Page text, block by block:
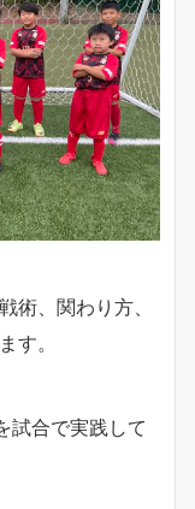
術、関わり方、
す。
試合で実践して